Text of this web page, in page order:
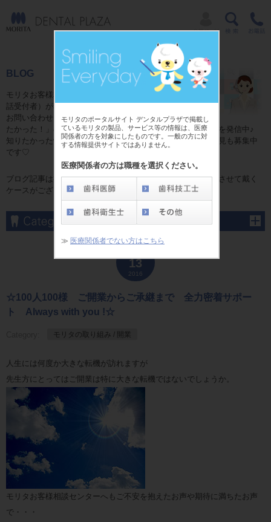
モリタのポータルサイト デンタルプラザで掲載し
ているモリタの製品、サービス等の情報は、医療
関係者の方を対象にしたものです。一般の方に対
する情報提供サイトではありません。
医療関係者の方は職種を選択ください。
≫ 医療関係者でない方はこちら
BLOG
モリタお客様相談センターのコミュニケーター（電
話受付者）が独自目線で贈る日常ブログ☆
お問い合わせをいただいた皆様からの「これが知り
たかった！」の情報やお話の中で発見した「耳よりの情報」を発信中♪
知りたかった情報がここにある！かも？ブログに関するご意見も募集中
です♡
ブログ記事は掲載当時の内容となり、予告なしに変更、修正させて戴く
ケースがございます。予めご了承くださいませ。
13
2016
☆100人100様 ご開業からご承継まで 全力密着サポー
ト Always with you !☆
モリタの取り組み / 開業
人生には何度か大きな転機が訪れますが
先生方にとってはご開業は特に大きな転機ではないでしょうか。
モリタお客様相談センターへもご不安を抱えたお声や期待に満ちたお声
で・・・